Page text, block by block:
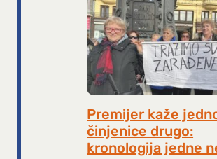
Premijer kaže
činjenice drugo:
kronologija jedne